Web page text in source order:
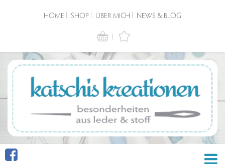
HOME SHOP ÜBER MICH NEWS & BLOG